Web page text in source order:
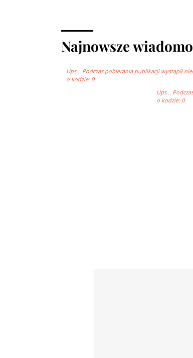
Najnowsze
Ups… Podczas pobierania publikacji wystąpił
o kodzie: 0.
Ups…
o kodzie: 0.